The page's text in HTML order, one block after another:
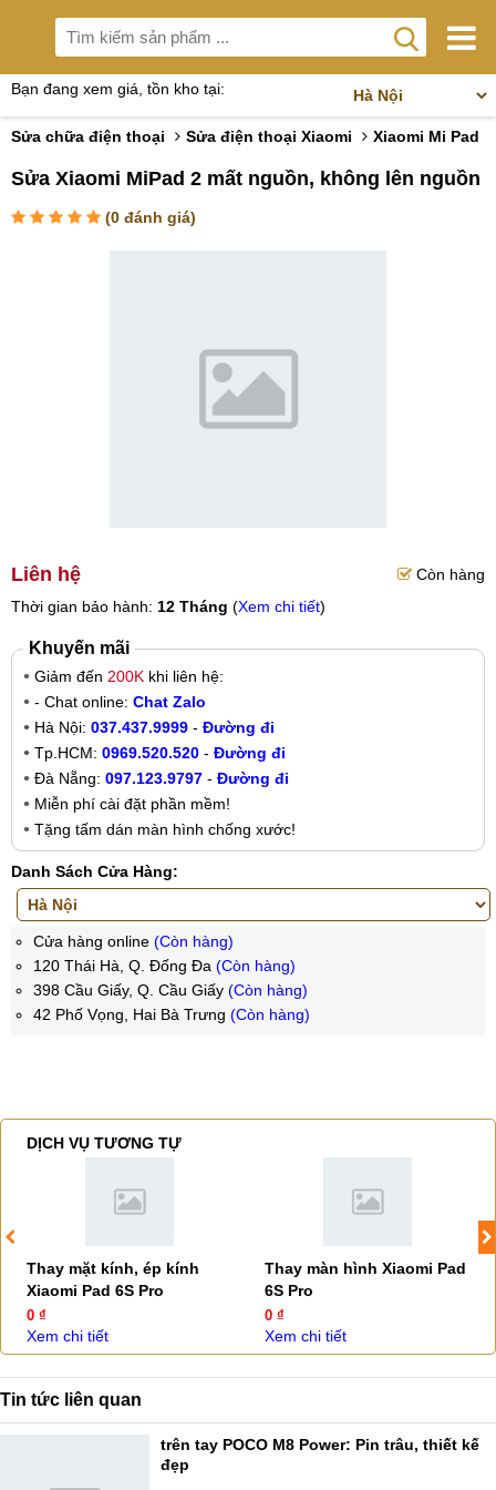
Bạn đang xem giá, tồn kho tại:
Sửa chữa điện thoại Sửa điện thoại Xiaomi Xiaomi Mi Pad
Sửa Xiaomi MiPad 2 mất nguồn, không lên nguồn
(0 đánh giá)
Liên hệ
Còn hàng
Thời gian bảo hành: 12 Tháng (Xem chi tiết)
Khuyến mãi
Giảm đến 200K khi liên hệ:
- Chat online: Chat Zalo
Hà Nội: 037.437.9999 - Đường đi
Tp.HCM: 0969.520.520 - Đường đi
Đà Nẵng: 097.123.9797 - Đường đi
Miễn phí cài đặt phần mềm!
Tặng tấm dán màn hình chống xước!
Danh Sách Cửa Hàng:
Cửa hàng online (Còn hàng)
120 Thái Hà, Q. Đống Đa (Còn hàng)
398 Cầu Giấy, Q. Cầu Giấy (Còn hàng)
42 Phố Vọng, Hai Bà Trưng (Còn hàng)
DỊCH VỤ TƯƠNG TỰ
Thay mặt kính, ép kính
Xiaomi Pad 6S Pro
0 ₫
Xem chi tiết
Thay màn hình Xiaomi Pad
6S Pro
0 ₫
Xem chi tiết
Tin tức liên quan
trên tay POCO M8 Power: Pin trâu, thiết kế
đẹp